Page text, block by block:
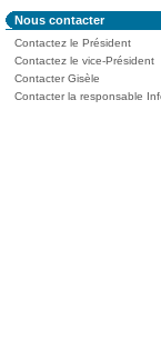
Dans
la
rubrique
:
Nous contacter
Contactez le Président
Contactez le vice-Président
Contacter Gisèle
Contacter la responsable